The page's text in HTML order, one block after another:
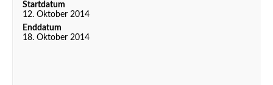
Startdatum
12. Oktober 2014
Enddatum
18. Oktober 2014